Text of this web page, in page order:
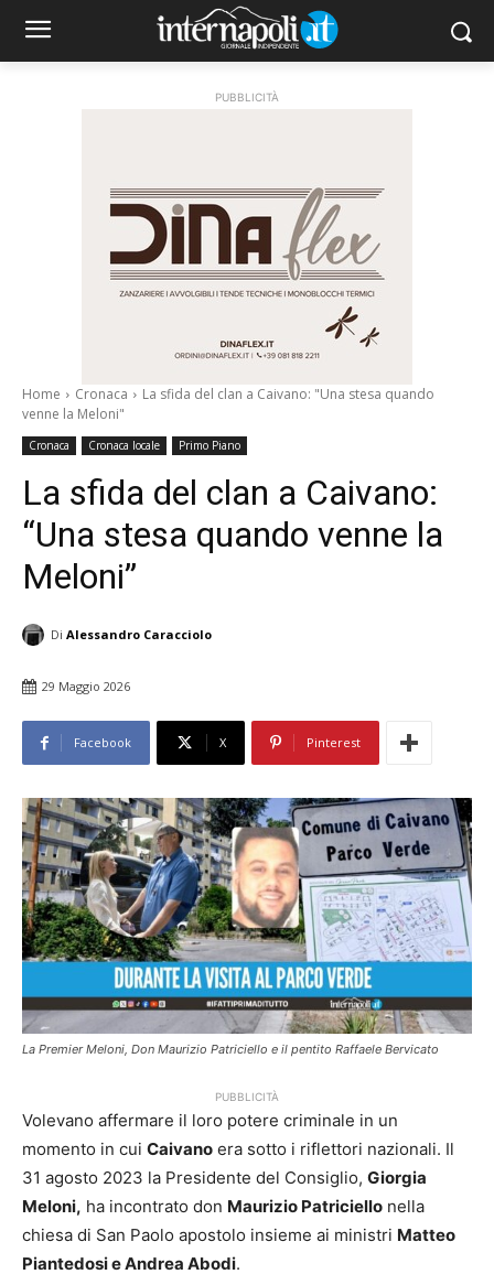
PUBBLICITÀ
Home Cronaca
La sfida del clan a Caivano: "Una stesa quando
venne la Meloni"
Cronaca Cronaca locale Primo Piano
La sfida del clan a Caivano:
“Una stesa quando venne la
Meloni”
Di Alessandro Caracciolo
29 Maggio 2026
Facebook X Pinterest
La Premier Meloni, Don Maurizio Patriciello e il pentito Raffaele Bervicato
PUBBLICITÀ
Volevano affermare il loro potere criminale in un
momento in cui Caivano era sotto i riflettori nazionali. Il
31 agosto 2023 la Presidente del Consiglio, Giorgia
Meloni, ha incontrato don Maurizio Patriciello nella
chiesa di San Paolo apostolo insieme ai ministri Matteo
Piantedosi e Andrea Abodi.